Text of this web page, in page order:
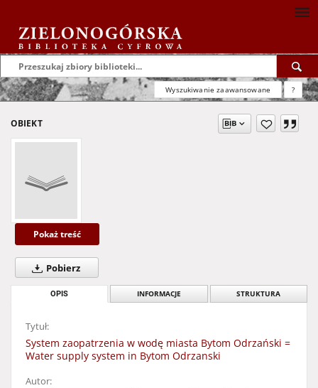
Wyszukiwanie zaawansowane ?
OBIEKT
Pokaż treść
Pobierz
OPIS INFORMACJE STRUKTURA
Tytuł:
System zaopatrzenia w wodę miasta Bytom Odrzański =
Water supply system in Bytom Odrzanski
Autor: